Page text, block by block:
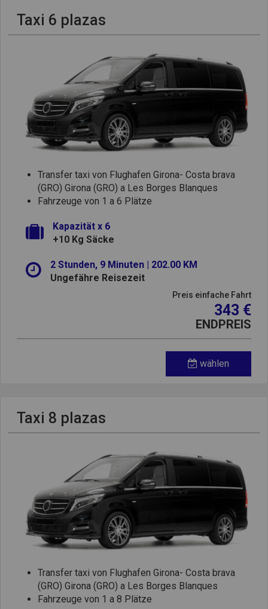
Taxi 6 plazas
Transfer taxi von Flughafen Girona- Costa brava
(GRO) Girona (GRO) a Les Borges Blanques
Fahrzeuge von 1 a 6 Plätze
Kapazität x 6
+10 Kg Säcke
2 Stunden, 9 Minuten | 202.00 KM
Ungefähre Reisezeit
Preis einfache Fahrt
343 €
ENDPREIS
wählen
Taxi 8 plazas
Transfer taxi von Flughafen Girona- Costa brava
(GRO) Girona (GRO) a Les Borges Blanques
Fahrzeuge von 1 a 8 Plätze